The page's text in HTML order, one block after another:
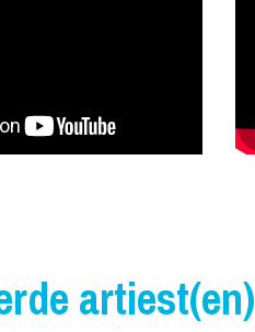
artiest(en)